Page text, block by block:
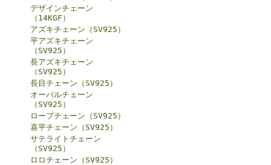
デザインチェーン
（14KGF）
アズキチェーン（SV925）
平アズキチェーン
（SV925）
長アズキチェーン
（SV925）
長目チェーン（SV925）
オーバルチェーン
（SV925）
ロープチェーン（SV925）
喜平チェーン（SV925）
サテライトチェーン
（SV925）
ロロチェーン（SV925）